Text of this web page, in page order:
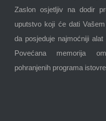
Zaslon osjetljiv na dodir
uputstvo koji će dati
da posjeduje najmoćniji
Povećana memorija
pohranjenih programa